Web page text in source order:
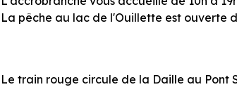
La pêche au lac de l'Ouillette est ouverte
Le train rouge circule de la Daille au Pont